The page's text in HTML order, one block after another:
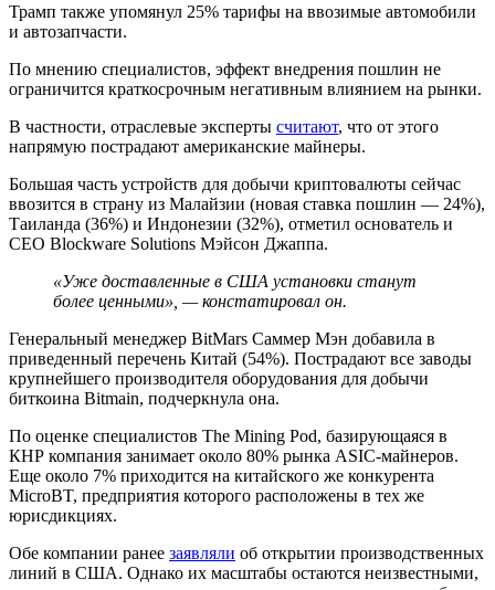
Трамп также упомянул 25% тарифы на ввозимые автомобили
и автозапчасти.
По мнению специалистов, эффект внедрения пошлин не
ограничится краткосрочным негативным влиянием на рынки.
В частности, отраслевые эксперты считают, что от этого
напрямую пострадают американские майнеры.
Большая часть устройств для добычи криптовалюты сейчас
ввозится в страну из Малайзии (новая ставка пошлин — 24%),
Таиланда (36%) и Индонезии (32%), отметил основатель и
CEO Blockware Solutions Мэйсон Джаппа.
«Уже доставленные в США установки станут
более ценными», — констатировал он.
Генеральный менеджер BitMars Саммер Мэн добавила в
приведенный перечень Китай (54%). Пострадают все заводы
крупнейшего производителя оборудования для добычи
биткоина Bitmain, подчеркнула она.
По оценке специалистов The Mining Pod, базирующаяся в
КНР компания занимает около 80% рынка ASIC-майнеров.
Еще около 7% приходится на китайского же конкурента
MicroBT, предприятия которого расположены в тех же
юрисдикциях.
Обе компании ранее заявляли об открытии производственных
линий в США. Однако их масштабы остаются неизвестными,